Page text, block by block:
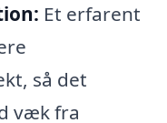
Et erfarent
så det
væk fra